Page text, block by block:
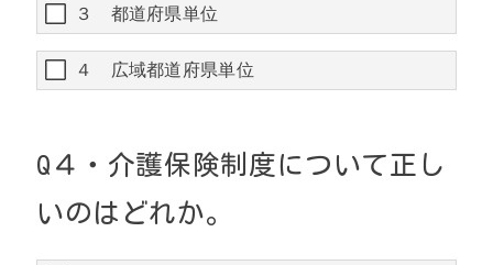
３ 都道府県単位
４ 広域都道府県単位
Q４・介護保険制度について正し
いのはどれか。